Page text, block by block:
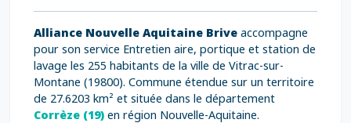
Alliance Nouvelle Aquitaine Brive accompagne
pour son service Entretien aire, portique et station de
lavage les 255 habitants de la ville de Vitrac-sur-
Montane (19800). Commune étendue sur un territoire
de 27.6203 km² et située dans le département
Corrèze (19) en région Nouvelle-Aquitaine.